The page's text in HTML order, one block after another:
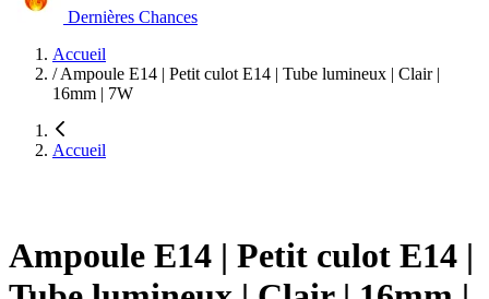
Dernières Chances
Accueil
/ Ampoule E14 | Petit culot E14 | Tube lumineux | Clair |
16mm | 7W
Accueil
Ampoule E14 | Petit culot E14 |